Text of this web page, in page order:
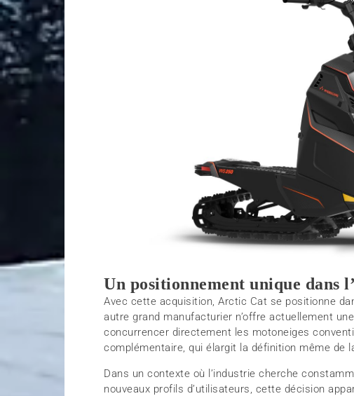
Un positionnement unique dans
Avec cette acquisition, Arctic Cat se positionne
autre grand manufacturier n’offre actuellement
concurrencer directement les motoneiges
complémentaire, qui élargit la définition même de
Dans un contexte où l’industrie cherche
nouveaux profils d’utilisateurs, cette décision